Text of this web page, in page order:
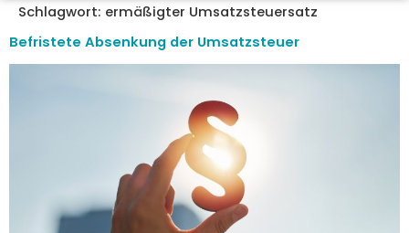
Schlagwort: ermäßigter Umsatzsteuersatz
Befristete Absenkung der Umsatzsteuer